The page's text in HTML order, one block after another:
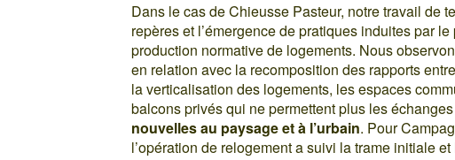
Dans le cas de Chieusse Pasteur, notre travail de
repères et l’émergence de pratiques induites par
production normative de logements. Nous
en relation avec la recomposition des rapports
la verticalisation des logements, les espaces
balcons privés qui ne permettent plus les
nouvelles au paysage et à l’urbain. Pour
l’opération de relogement a suivi la trame initiale